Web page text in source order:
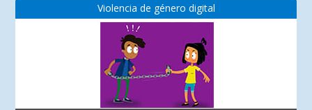
Violencia de género digital